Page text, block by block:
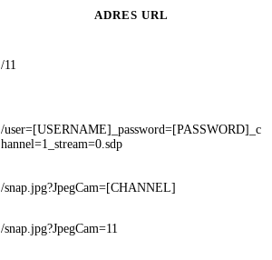
ADRES URL
/11
/user=[USERNAME]_password=[PASSWORD]_c
hannel=1_stream=0.sdp
/snap.jpg?JpegCam=[CHANNEL]
/snap.jpg?JpegCam=11